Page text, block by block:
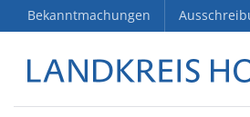
Bekanntmachungen